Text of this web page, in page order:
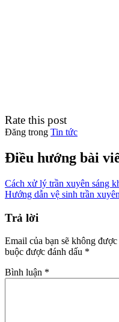
Rate this post
Đăng trong Tin tức
Điều hướng bài
Cách xử lý trần xuyên sáng
Hướng dẫn vệ sinh trần
Trả lời
Email của bạn sẽ không
buộc được đánh dấu *
Bình luận *